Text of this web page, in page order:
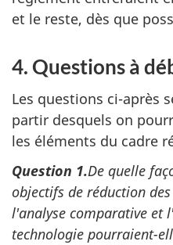
et le reste, dès que
4. Questions à
Les questions ci-après
partir desquels on
les éléments du cadre
Question 1.De quelle
objectifs de réduction
l'analyse comparative et
technologie pourraient-